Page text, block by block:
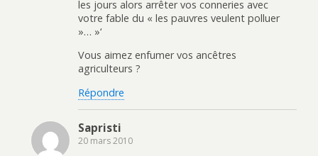
les jours alors arrêter vos conneries avec
votre fable du « les pauvres veulent polluer
»… »‘
Vous aimez enfumer vos ancêtres
agriculteurs ?
Répondre
Sapristi
20 mars 2010